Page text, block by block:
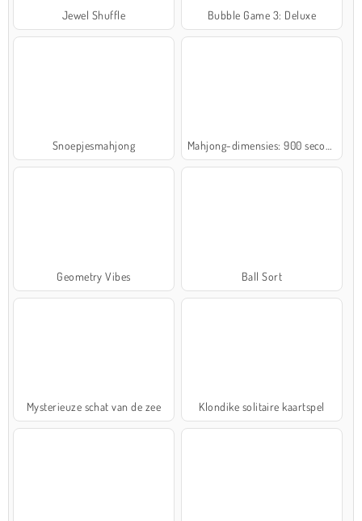
Jewel Shuffle Bubble Game 3: Deluxe
Snoepjesmahjong
Geometry Vibes Ball Sort
Mysterieuze schat van de zee Klondike solitaire kaartspel